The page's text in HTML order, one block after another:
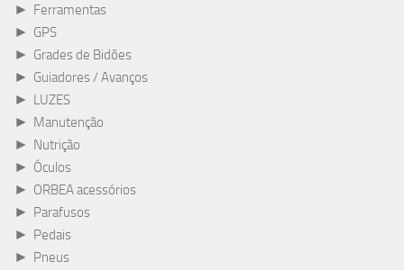
► Ferramentas
► GPS
► Grades de Bidões
► Guiadores / Avanços
► LUZES
► Manutenção
► Nutrição
► Óculos
► ORBEA acessórios
► Parafusos
► Pedais
► Pneus